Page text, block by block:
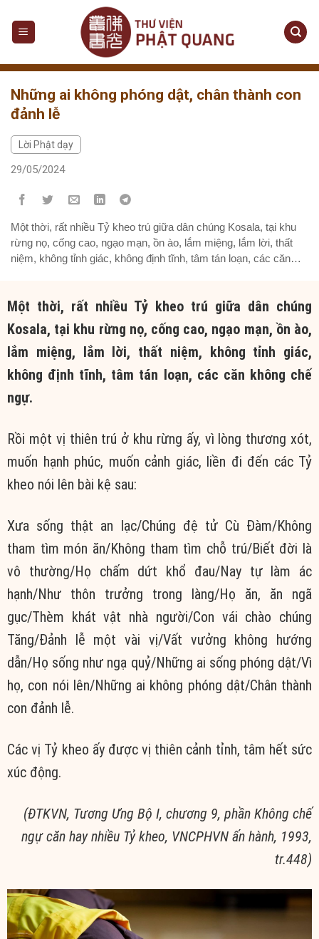
content
Những ai không phóng dật, chân thành con
đảnh lễ
Lời Phật dạy
29/05/2024
Một thời, rất nhiều Tỷ kheo trú giữa dân chúng Kosala, tại khu
rừng nọ, cống cao, ngạo mạn, ồn ào, lắm miệng, lắm lời, thất
niệm, không tỉnh giác, không định tĩnh, tâm tán loạn, các căn
Một thời, rất nhiều Tỷ kheo trú giữa dân chúng
Kosala, tại khu rừng nọ, cống cao, ngạo mạn, ồn ào,
lắm miệng, lắm lời, thất niệm, không tỉnh giác,
không định tĩnh, tâm tán loạn, các căn không chế
ngự.
Rồi một vị thiên trú ở khu rừng ấy, vì lòng thương xót,
muốn hạnh phúc, muốn cảnh giác, liền đi đến các Tỷ
kheo nói lên bài kệ sau:
Xưa sống thật an lạc/Chúng đệ tử Cù Đàm/Không
tham tìm món ăn/Không tham tìm chỗ trú/Biết đời là
vô thường/Họ chấm dứt khổ đau/Nay tự làm ác
hạnh/Như thôn trưởng trong làng/Họ ăn, ăn ngã
gục/Thèm khát vật nhà người/Con vái chào chúng
Tăng/Đảnh lễ một vài vị/Vất vưởng không hướng
dẫn/Họ sống như ngạ quỷ/Những ai sống phóng dật/Vì
họ, con nói lên/Những ai không phóng dật/Chân thành
con đảnh lễ.
Các vị Tỷ kheo ấy được vị thiên cảnh tỉnh, tâm hết sức
xúc động.
(ĐTKVN, Tương Ưng Bộ I, chương 9, phần Không chế
ngự căn hay nhiều Tỷ kheo, VNCPHVN ấn hành, 1993,
tr.448)